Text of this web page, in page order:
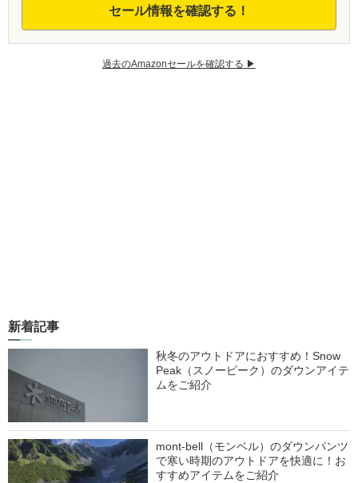
セール情報を確認する！
過去のAmazonセールを確認する ▶︎
新着記事
秋冬のアウトドアにおすすめ！Snow
Peak（スノーピーク）のダウンアイテ
ムをご紹介
mont-bell（モンベル）のダウンパンツ
で寒い時期のアウトドアを快適に！お
すすめアイテムをご紹介